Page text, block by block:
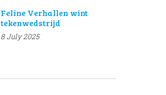
Feline Verhallen wint
tekenwedstrijd
8 July 2025